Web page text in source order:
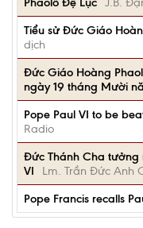
Tiểu sử Đức Giáo
dịch
Đức Giáo Hoàng
ngày 19 tháng Mười
Pope Paul VI to be
Radio
Đức Thánh Cha tưởng
VI
Lm. Trần Đức Anh
Pope Francis recalls